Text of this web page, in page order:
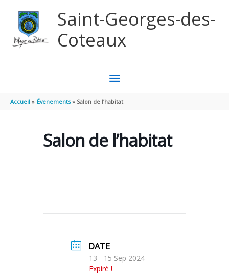
Saint-Georges-des-
Coteaux
MENU
PRINCIPAL
Accueil Évenements Salon de l’habitat
Salon de l’habitat
DATE
13 - 15 Sep 2024
Expiré !